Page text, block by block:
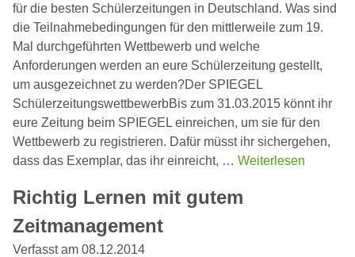
für die besten Schülerzeitungen in Deutschland. Was sind
die Teilnahmebedingungen für den mittlerweile zum 19.
Mal durchgeführten Wettbewerb und welche
Anforderungen werden an eure Schülerzeitung gestellt,
um ausgezeichnet zu werden?Der SPIEGEL
SchülerzeitungswettbewerbBis zum 31.03.2015 könnt ihr
eure Zeitung beim SPIEGEL einreichen, um sie für den
Wettbewerb zu registrieren. Dafür müsst ihr sichergehen,
dass das Exemplar, das ihr einreicht, … Weiterlesen
Richtig Lernen mit gutem
Zeitmanagement
Verfasst am 08.12.2014